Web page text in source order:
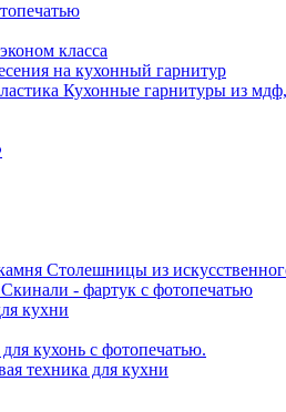
класса
на кухонный гарнитур
Кухонные гарнитуры из
Столешницы из
Скинали - фартук с фотопечатью
кухни
кухонь с фотопечатью.
техника для кухни